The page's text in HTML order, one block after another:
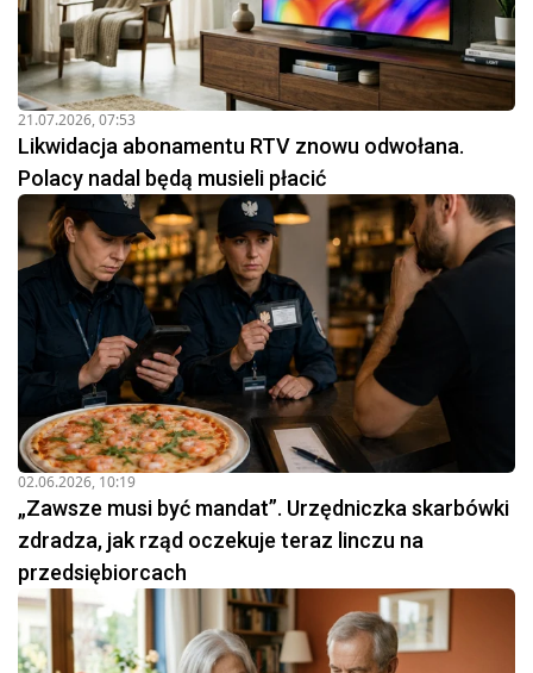
21.07.2026, 07:53
Likwidacja abonamentu RTV znowu odwołana.
Polacy nadal będą musieli płacić
02.06.2026, 10:19
„Zawsze musi być mandat”. Urzędniczka skarbówki
zdradza, jak rząd oczekuje teraz linczu na
przedsiębiorcach